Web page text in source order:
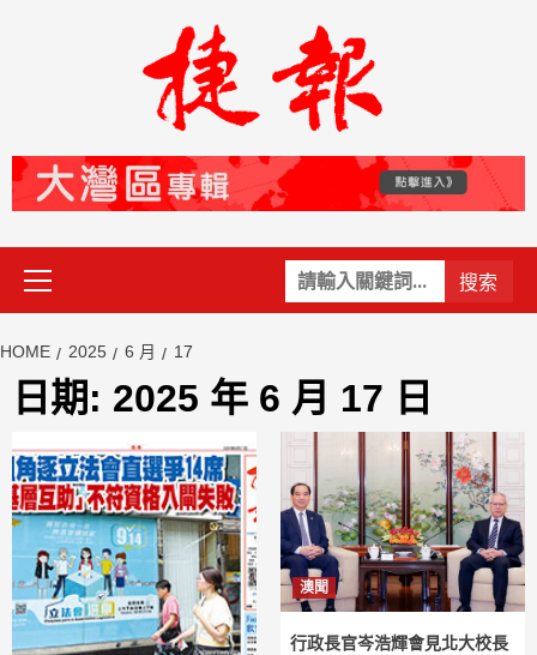
關
鍵
Primary
Menu
HOME 2025 6 月 17
日期: 2025 年 6 月 17 日
澳聞
行政長官岑浩輝會見北大校長